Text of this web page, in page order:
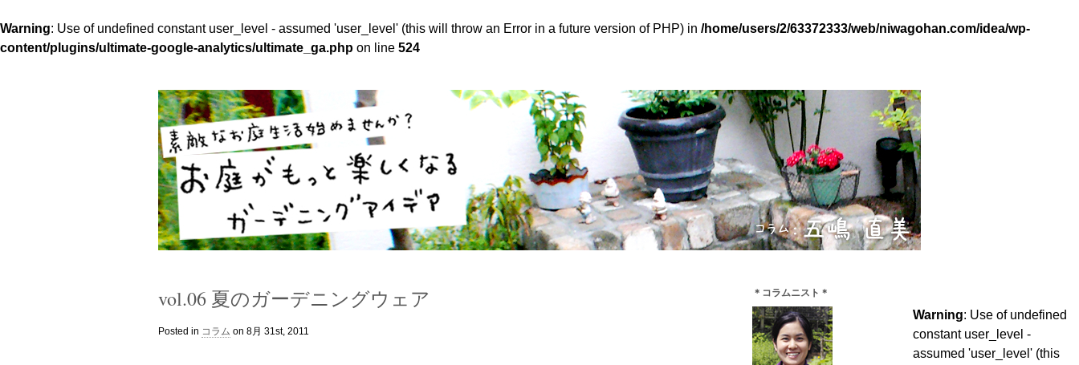
Warning: Use of undefined constant user_level - assumed 'user_level' (this will throw an Error in a future version of PHP) in /home/users/2/63372333/web/niwagohan.com/idea/wp-
content/plugins/ultimate-google-analytics/ultimate_ga.php on line 524
vol.06 夏のガーデニングウェア
Posted in コラム on 8月 31st, 2011
＊コラムニスト＊
Warning: Use of undefined
constant user_level -
assumed 'user_level' (this